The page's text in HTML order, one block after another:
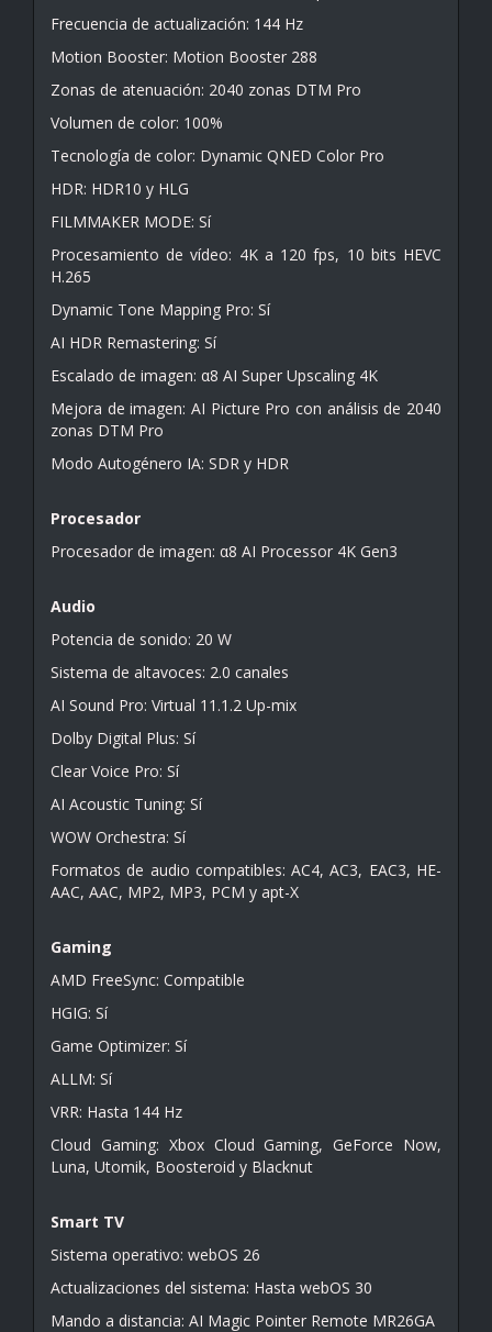
Frecuencia de actualización: 144 Hz
Motion Booster: Motion Booster 288
Zonas de atenuación: 2040 zonas DTM Pro
Volumen de color: 100%
Tecnología de color: Dynamic QNED Color Pro
HDR: HDR10 y HLG
FILMMAKER MODE: Sí
Procesamiento de vídeo: 4K a 120 fps, 10 bits HEVC
H.265
Dynamic Tone Mapping Pro: Sí
AI HDR Remastering: Sí
Escalado de imagen: α8 AI Super Upscaling 4K
Mejora de imagen: AI Picture Pro con análisis de 2040
zonas DTM Pro
Modo Autogénero IA: SDR y HDR
Procesador
Procesador de imagen: α8 AI Processor 4K Gen3
Audio
Potencia de sonido: 20 W
Sistema de altavoces: 2.0 canales
AI Sound Pro: Virtual 11.1.2 Up-mix
Dolby Digital Plus: Sí
Clear Voice Pro: Sí
AI Acoustic Tuning: Sí
WOW Orchestra: Sí
Formatos de audio compatibles: AC4, AC3, EAC3, HE-
AAC, AAC, MP2, MP3, PCM y apt-X
Gaming
AMD FreeSync: Compatible
HGIG: Sí
Game Optimizer: Sí
ALLM: Sí
VRR: Hasta 144 Hz
Cloud Gaming: Xbox Cloud Gaming, GeForce Now,
Luna, Utomik, Boosteroid y Blacknut
Smart TV
Sistema operativo: webOS 26
Actualizaciones del sistema: Hasta webOS 30
Mando a distancia: AI Magic Pointer Remote MR26GA